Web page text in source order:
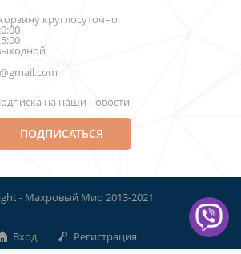
круглосуточно
на наши новости
ПОДПИСАТЬСЯ
- Махровый Мир 2013-2021
Вход Регистрация